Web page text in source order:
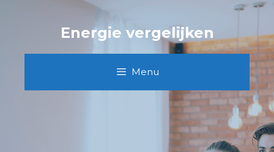
Energie vergelijken
Menu